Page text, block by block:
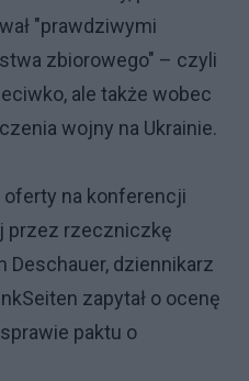
"prawdziwymi
zbiorowego" – czyli
ale także wobec
wojny na Ukrainie.
na konferencji
przez rzeczniczkę
Deschauer, dziennikarz
zapytał o ocenę
paktu o